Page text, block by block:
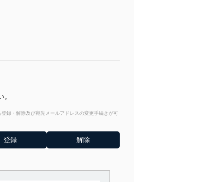
録・解除及び宛先メールアドレスの変更手続きが可